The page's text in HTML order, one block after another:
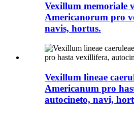
Vexillum memoriale
Americanorum pro
navis, hortus.
Vexillum lineae
Americanum pro
autocineto, navi,